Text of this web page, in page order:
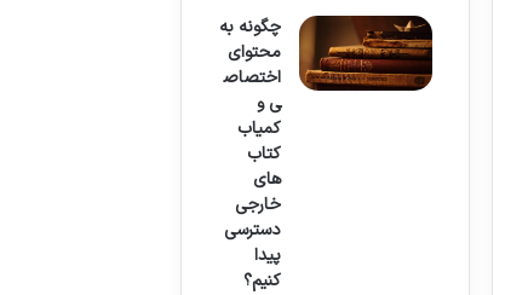
چگونه به
محتوای
اختصاص
ی و
کمیاب
کتاب
های
خارجی
دسترسی
پیدا
کنیم؟